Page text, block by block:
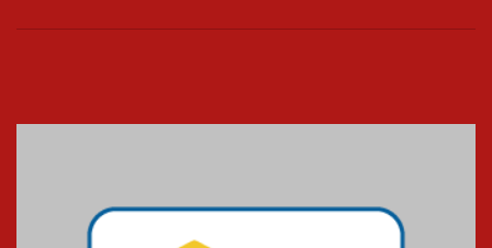
das novas tecnologias em
04.08.2026